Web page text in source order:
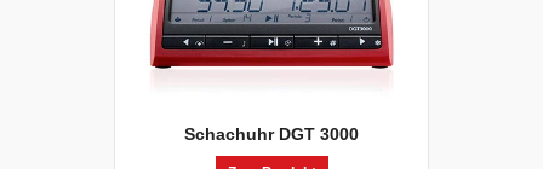
Schachuhr DGT 3000